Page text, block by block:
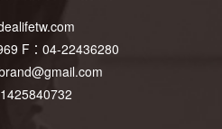
F： 04-22436280